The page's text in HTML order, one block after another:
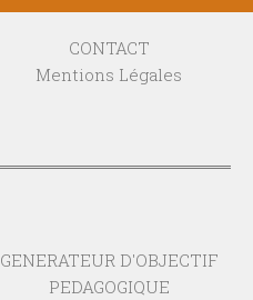
CONTACT
Mentions Légales
GENERATEUR D'OBJECTIF
PEDAGOGIQUE